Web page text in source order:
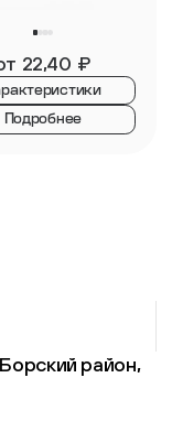
22,40 ₽
Подробнее
район,